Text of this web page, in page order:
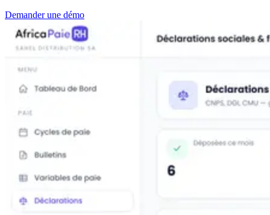
Demander une démo